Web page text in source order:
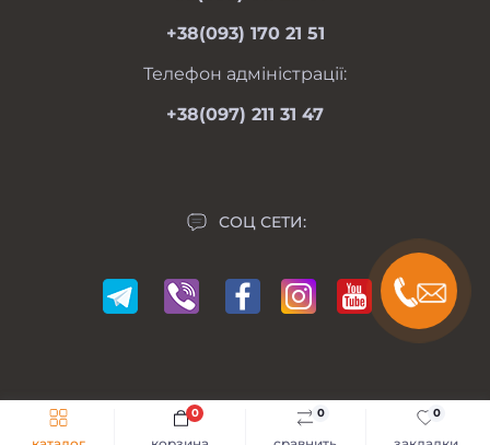
0 0
0
Связаться с нами+38(093) 170 21 51
Телефон адміністрації:
+38(097) 211 31 47
СОЦ СЕТИ:
Мій Мотоблок © 2014-2026